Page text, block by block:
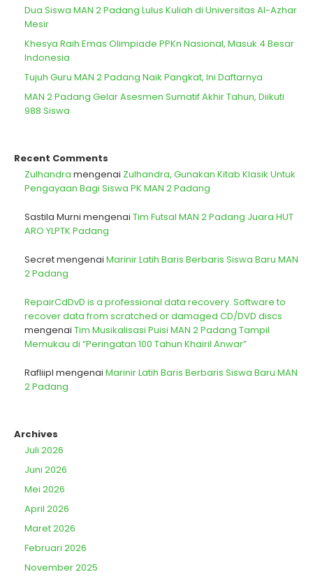
Dua Siswa MAN 2 Padang Lulus Kuliah di Universitas Al-Azhar
Mesir
Khesya Raih Emas Olimpiade PPKn Nasional, Masuk 4 Besar
Indonesia
Tujuh Guru MAN 2 Padang Naik Pangkat, Ini Daftarnya
MAN 2 Padang Gelar Asesmen Sumatif Akhir Tahun, Diikuti
988 Siswa
Recent Comments
Zulhandra mengenai Zulhandra, Gunakan Kitab Klasik Untuk
Pengayaan Bagi Siswa PK MAN 2 Padang
Sastila Murni mengenai Tim Futsal MAN 2 Padang Juara HUT
ARO YLPTK Padang
Secretmengenai Marinir Latih Baris Berbaris Siswa Baru MAN
2 Padang
RepairCdDvD is a professional data recovery. Software to
recover data from scratched or damaged CD/DVD discs
mengenai Tim Musikalisasi Puisi MAN 2 Padang Tampil
Memukau di “Peringatan 100 Tahun Khairil Anwar”
Rafliipl mengenai Marinir Latih Baris Berbaris Siswa Baru MAN
2 Padang
Archives
Juli 2026
Juni 2026
Mei 2026
April 2026
Maret 2026
Februari 2026
November 2025